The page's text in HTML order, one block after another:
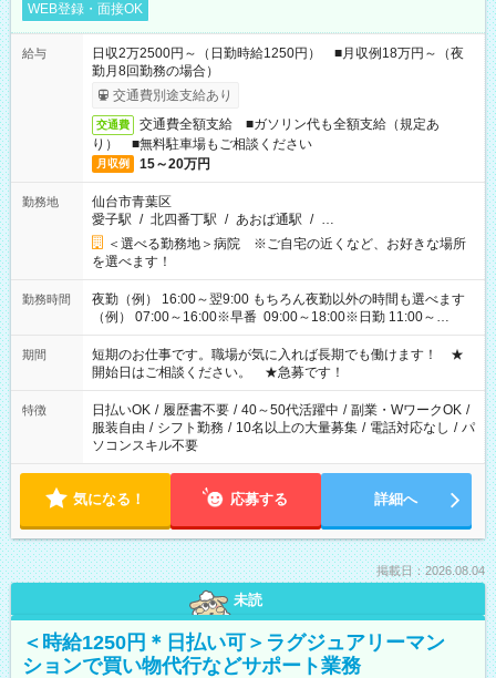
WEB登録・面接OK
給与
日収2万2500円～（日勤時給1250円） ■月収例18万円～（夜
勤月8回勤務の場合）
交通費別途支給あり
交通費
交通費全額支給 ■ガソリン代も全額支給（規定あ
り） ■無料駐車場もご相談ください
月収例 15～20万円
勤務地
仙台市青葉区
愛子駅 / 北四番丁駅 / あおば通駅 / …
＜選べる勤務地＞病院 ※ご自宅の近くなど、お好きな場所
を選べます！
勤務時間
夜勤（例） 16:00～翌9:00 もちろん夜勤以外の時間も選べます
（例） 07:00～16:00※早番 09:00～18:00※日勤 11:00～
20:00※遅番 ※時間は、固定・選べる施設もあるので、ご希望が
あれば調整できます！ ※シフト制。勤務地により実働時間が異
なります。★家庭の都合でお休みが必要な場合も遠慮なくご相
談ください。
期間
短期のお仕事です。職場が気に入れば長期でも働けます！ ★
開始日はご相談ください。 ★急募です！
特徴 日払いOK / 履歴書不要 / 40～50代活躍中 / 副業・WワークOK /
服装自由 / シフト勤務 / 10名以上の大量募集 / 電話対応なし / パ
ソコンスキル不要
気になる！ 応募する 詳細へ
掲載日：2026.08.04
未読
＜時給1250円＊日払い可＞ラグジュアリーマン
ションで買い物代行などサポート業務